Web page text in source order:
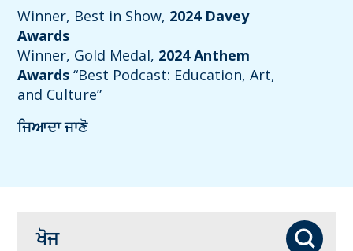
Winner, Best in Show, 2024 Davey
Awards
Winner, Gold Medal, 2024 Anthem
Awards “Best Podcast: Education, Art,
and Culture”
ਜਿਆਦਾ ਜਾਣੋ
ਖੋਜ ਖੋਜ